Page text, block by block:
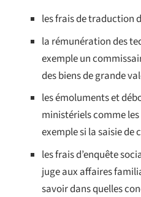
les frais de traduction
la rémunération des
exemple un
des biens de grande
les émoluments et
ministériels comme
exemple si la saisie de
les frais d’enquête
juge aux affaires
savoir dans quelles